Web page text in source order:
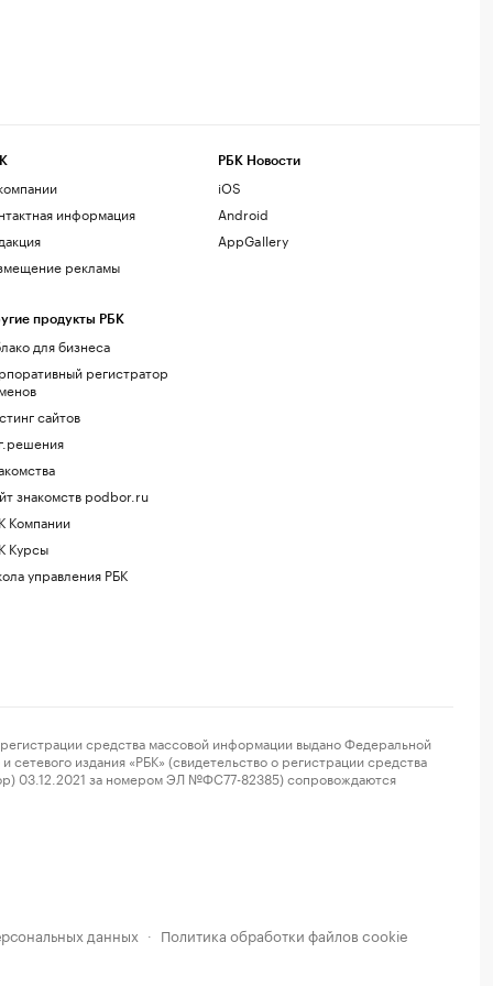
информация
рекламы
продукты РБК
для бизнеса
регистратор
сайтов
знакомств podbor.ru
Компании
Курсы
управления РБК
РБК Новости
iOS
Android
AppGallery
средства массовой информации выдано Федеральной
издания «РБК» (свидетельство о регистрации средства
03.12.2021 за номером ЭЛ №ФС77-82385) сопровождаются
данных · Политика обработки файлов cookie